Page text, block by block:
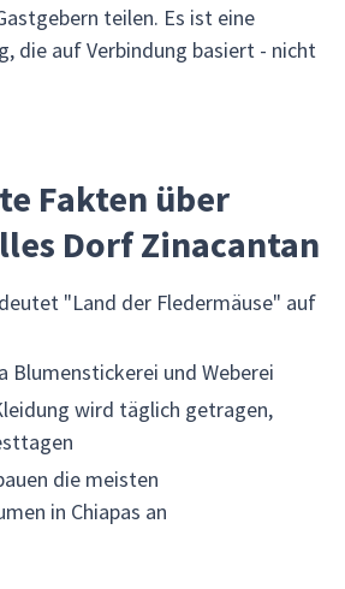
teilen. Es ist eine
die auf Verbindung basiert - nicht
Fakten über
Dorf Zinacantan
"Land der Fledermäuse" auf
Blumenstickerei und Weberei
wird täglich getragen,
die meisten
in Chiapas an